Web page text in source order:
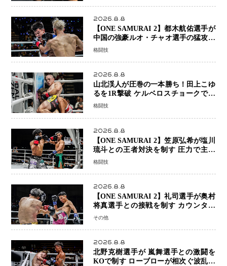
2026.8.8
【ONE SAMURAI 2】都木航佑選手が
中国の強豪ルオ・チャオ選手の猛攻を
受けながらも的確な攻撃で応戦 最後
格闘技
2026.8.8
山北渓人が圧巻の一本勝ち！田上こゆ
るを1R撃破 ケルベロスチョークで存
在感を示す
格闘技
2026.8.8
【ONE SAMURAI 2】笠原弘希が塩川
琉斗との王者対決を制す 圧力で主導
権を握り判定勝利
格闘技
2026.8.8
【ONE SAMURAI 2】礼司選手が奥村
将真選手との接戦を制す カウンター
と正確な打撃で判定勝利
その他
2026.8.8
北野克樹選手が 嵐舞選手との激闘を
KOで制す ローブローが相次ぐ波乱の